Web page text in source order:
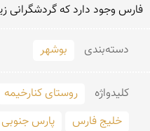
فارس وجود دارد كه گردشگرانی
دسته‌بندی بوشهر
کلید‌واژه روستای کنارخیمه
خلیج فارس
پارس جنوبی